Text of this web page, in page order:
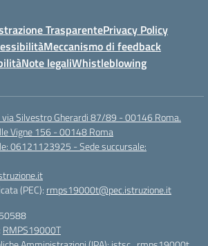
TrasparentePrivacy Policy
Meccanismo di feedback
Note legaliWhistleblowing
via Silvestro Gherardi 87/89 - 00146 Roma.
Vigne 156 - 00148 Roma
06121123925 - Sede succursale:
(PEC): rmps19000t@pec.istruzione.it
RMPS19000T